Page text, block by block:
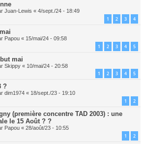
Juan-Lewis « 4/sept./24 - 18:49
1 2 3 4
Papou « 15/mai/24 - 09:58
1 2 3 4 5
mai
Skippy « 10/mai/24 - 20:58
1 2 3 4 5
?
dim1974 « 18/sept./23 - 19:10
1 2
(première concentre TAD 2003) : une
le 15 Août ? ?
Papou « 28/août/23 - 10:55
1 2